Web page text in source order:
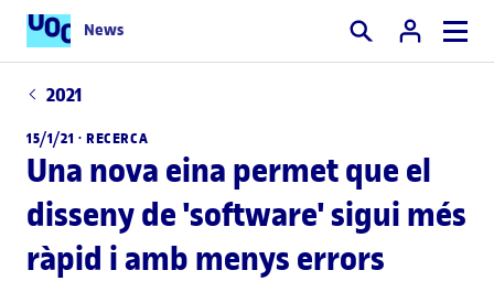
News Cercar
2021
15/1/21 · RECERCA
Una nova eina permet que el
disseny de 'software' sigui més
ràpid i amb menys errors